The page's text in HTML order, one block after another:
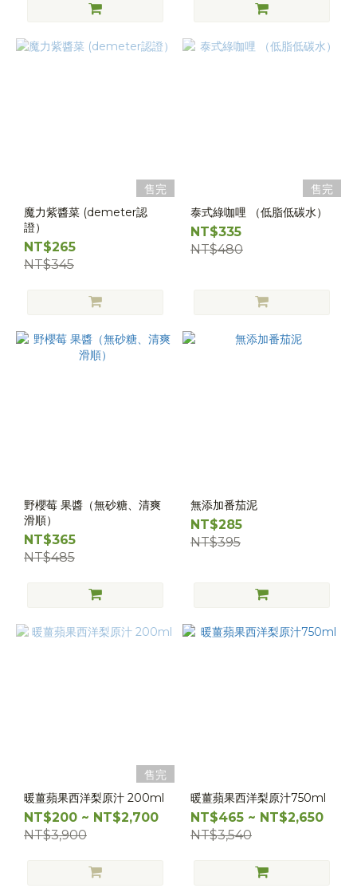
售完
魔力紫醬菜 (demeter認
證）
NT$265
NT$345
售完
泰式綠咖哩 （低脂低碳水）
NT$335
NT$480
野櫻莓 果醬（無砂糖、清爽
滑順）
NT$365
NT$485
無添加番茄泥
NT$285
NT$395
售完
暖薑蘋果西洋梨原汁 200ml
NT$200 ~ NT$2,700
NT$3,900
暖薑蘋果西洋梨原汁750ml
NT$465 ~ NT$2,650
NT$3,540